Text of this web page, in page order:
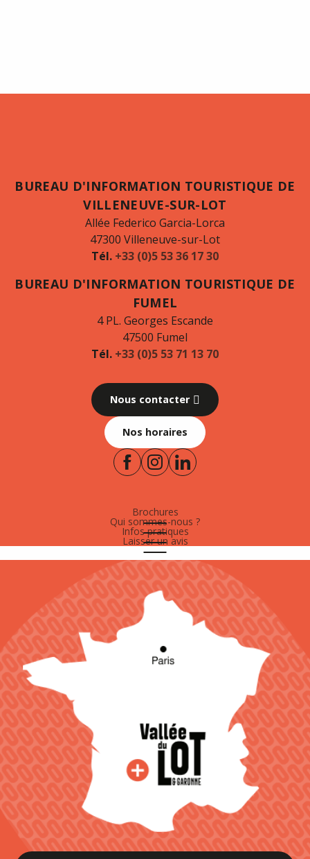
BUREAU D'INFORMATION TOURISTIQUE DE
VILLENEUVE-SUR-LOT
Allée Federico Garcia-Lorca
47300 Villeneuve-sur-Lot
Tél. +33 (0)5 53 36 17 30
BUREAU D'INFORMATION TOURISTIQUE DE
FUMEL
4 PL. Georges Escande
47500 Fumel
Tél. +33 (0)5 53 71 13 70
Nous contacter
Nos horaires
Brochures
Qui sommes-nous ?
Infos pratiques
Laisser un avis